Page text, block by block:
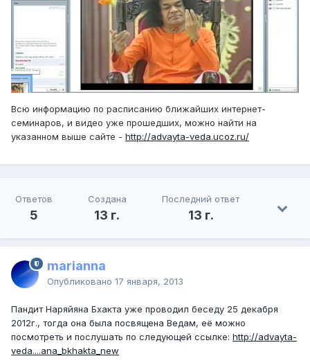
Всю информацию по расписанию ближайших интернет-
семинаров, и видео уже прошедших, можно найти на
указанном выше сайте - http://advayta-veda.ucoz.ru/
Ответов
5
Создана
13 г.
Последний ответ
13 г.
marianna
Опубликовано 17 января, 2013
Пандит Наряйяна Бхакта уже проводил беседу 25 декабря
2012г., тогда она была посвящена Ведам, её можно
посмотреть и послушать по следующей ссылке: http://advayta-
veda....ana_bkhakta_new